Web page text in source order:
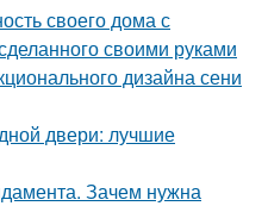
своего дома с
своими руками
дизайна сени
двери: лучшие
Зачем нужна